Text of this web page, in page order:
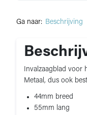
Ga naar: Beschrijving
Invalzaagblad voor
Metaal, dus ook
44mm breed
55mm lang